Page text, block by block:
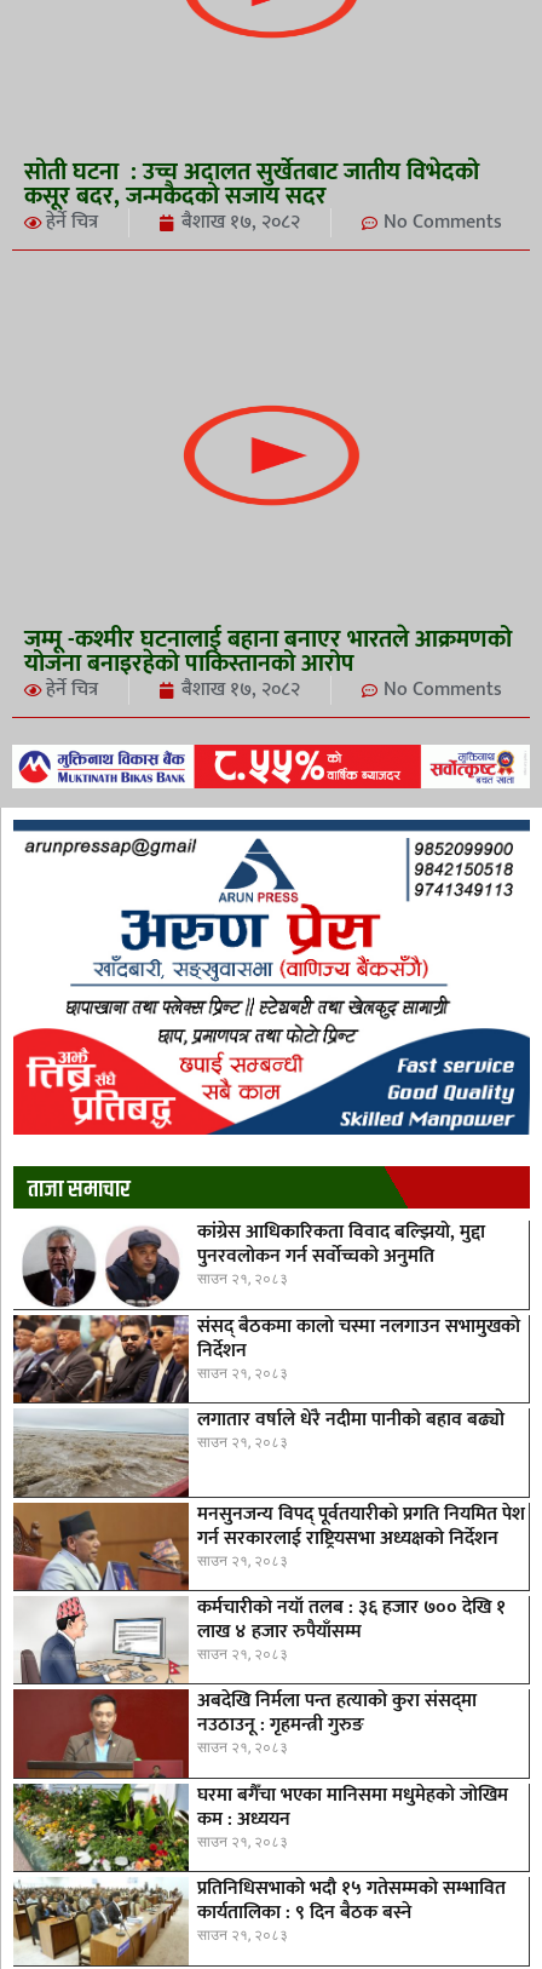
सोती घटना : उच्च अदालत सुर्खेतबाट जातीय विभेदको
कसूर बदर, जन्मकैदको सजाय सदर
हेर्ने चित्र बैशाख १७, २०८२ No Comments
जम्मू -कश्मीर घटनालाई बहाना बनाएर भारतले आक्रमणको
योजना बनाइरहेको पाकिस्तानको आरोप
हेर्ने चित्र बैशाख १७, २०८२ No Comments
ताजा समाचार
कांग्रेस आधिकारिकता विवाद बल्झियो, मुद्दा
पुनरवलोकन गर्न सर्वोच्चको अनुमति
साउन २१, २०८३
संसद् बैठकमा कालाे चस्मा नलगाउन सभामुखकाे
निर्देशन
साउन २१, २०८३
लगातार वर्षाले धेरै नदीमा पानीको बहाव बढ्यो
साउन २१, २०८३
मनसुनजन्य विपद् पूर्वतयारीको प्रगति नियमित पेश
गर्न सरकारलाई राष्ट्रियसभा अध्यक्षको निर्देशन
साउन २१, २०८३
कर्मचारीकाे नयाँ तलब : ३६ हजार ७०० देखि १
लाख ४ हजार रुपैयाँसम्म
साउन २१, २०८३
अबदेखि निर्मला पन्त हत्याको कुरा संसद्‍मा
नउठाउनू : गृहमन्त्री गुरुङ
साउन २१, २०८३
घरमा बगैँचा भएका मानिसमा मधुमेहको जोखिम
कम : अध्ययन
साउन २१, २०८३
प्रतिनिधिसभाको भदौ १५ गतेसम्मको सम्भावित
कार्यतालिका : ९ दिन बैठक बस्ने
साउन २१, २०८३